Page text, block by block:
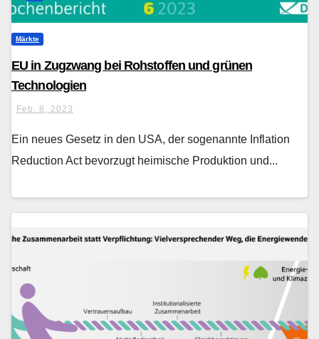
Märkte
EU in Zugzwang bei Rohstoffen und grünen
Technologien
Feb. 8, 2023
Ein neues Gesetz in den USA, der sogenannte Inflation
Reduction Act bevorzugt heimische Produktion und...